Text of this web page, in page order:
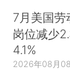
7月美国劳
岗位减少
4.1%
2026年08月